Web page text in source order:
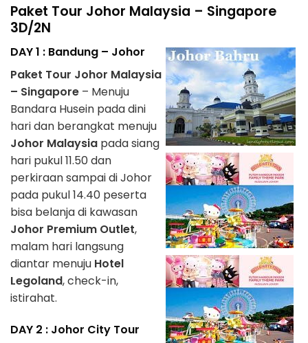
Paket Tour Johor Malaysia – Singapore
3D/2N
DAY 1 : Bandung – Johor
Paket Tour Johor Malaysia
– Singapore – Menuju
Bandara Husein pada dini
hari dan berangkat menuju
Johor Malaysia pada siang
hari pukul 11.50 dan
perkiraan sampai di Johor
pada pukul 14.40 peserta
bisa belanja di kawasan
Johor Premium Outlet,
malam hari langsung
diantar menuju Hotel
Legoland, check-in,
istirahat.
DAY 2 : Johor City Tour